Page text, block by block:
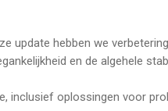
vergeleken op 7 Aug om
update hebben we
en de algehele
inclusief oplossingen voor